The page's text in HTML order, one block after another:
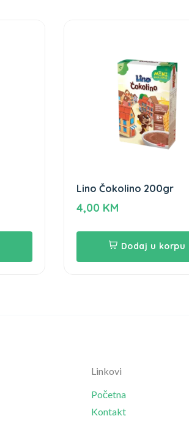
Lino Čokolino 200gr
4,00 KM
Dodaj u korpu
Linkovi
Početna
Kontakt